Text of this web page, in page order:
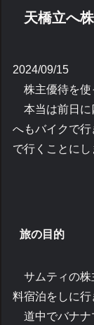
天橋立へ
2024/09/15
株主優待を使
本当は前日に
へもバイクで
で行くことにし
旅の目的
サムティの株
料宿泊をしに行
道中でバナナ